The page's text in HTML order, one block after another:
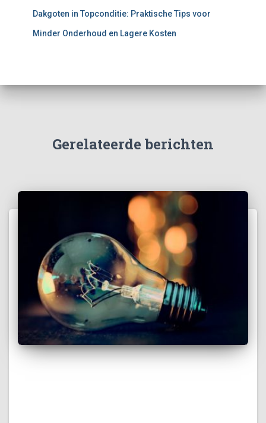
Dakgoten in Topconditie: Praktische Tips voor
Minder Onderhoud en Lagere Kosten
Gerelateerde berichten